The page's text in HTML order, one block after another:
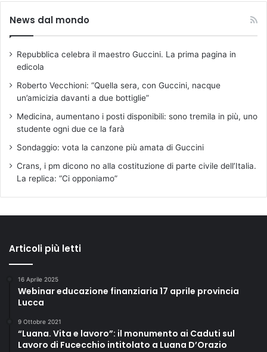
News dal mondo
Repubblica celebra il maestro Guccini. La prima pagina in
edicola
Roberto Vecchioni: “Quella sera, con Guccini, nacque
un’amicizia davanti a due bottiglie”
Medicina, aumentano i posti disponibili: sono tremila in più, uno
studente ogni due ce la farà
Sondaggio: vota la canzone più amata di Guccini
Crans, i pm dicono no alla costituzione di parte civile dell’Italia.
La replica: “Ci opponiamo”
Articoli più letti
16 Aprile 2025
Webinar educazione finanziaria 17 aprile provincia
Lucca
9 Ottobre 2021
“Luana. Vita e lavoro”: il monumento ai Caduti sul
Lavoro di Fucecchio intitolato a Luana D’Orazio